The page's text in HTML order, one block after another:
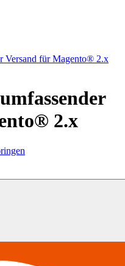
Versand für Magento® 2.x
2.x